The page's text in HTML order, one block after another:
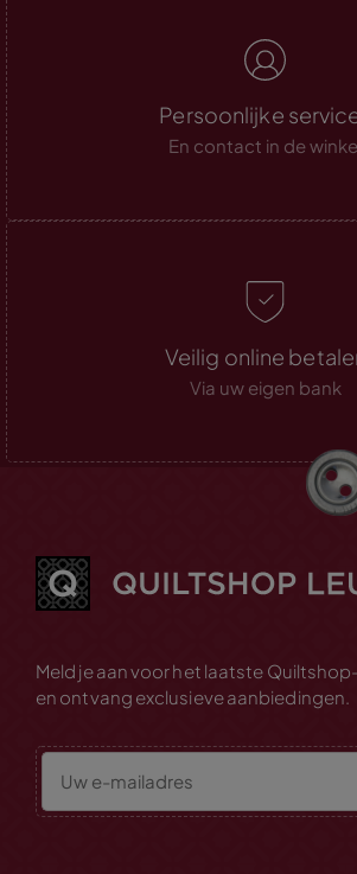
Persoonlijke
En contact in de
Veilig online
Via uw eigen bank
Meld je aan voor het laatste
en ontvang exclusieve aanbiedingen.